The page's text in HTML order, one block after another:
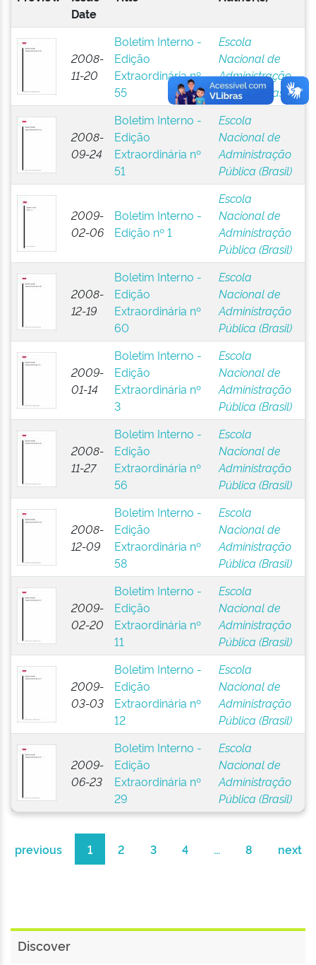
Date
2008-
11-20
Boletim Interno -
Edição
Extraordinária nº
55
Escola
Nacional de
Administração
Pública (Brasil)
2008-
09-24
Boletim Interno -
Edição
Extraordinária nº
51
Escola
Nacional de
Administração
Pública (Brasil)
2009-
02-06
Boletim Interno -
Edição nº 1
Escola
Nacional de
Administração
Pública (Brasil)
2008-
12-19
Boletim Interno -
Edição
Extraordinária nº
60
Escola
Nacional de
Administração
Pública (Brasil)
2009-
01-14
Boletim Interno -
Edição
Extraordinária nº
3
Escola
Nacional de
Administração
Pública (Brasil)
2008-
11-27
Boletim Interno -
Edição
Extraordinária nº
56
Escola
Nacional de
Administração
Pública (Brasil)
2008-
12-09
Boletim Interno -
Edição
Extraordinária nº
58
Escola
Nacional de
Administração
Pública (Brasil)
2009-
02-20
Boletim Interno -
Edição
Extraordinária nº
11
Escola
Nacional de
Administração
Pública (Brasil)
2009-
03-03
Boletim Interno -
Edição
Extraordinária nº
12
Escola
Nacional de
Administração
Pública (Brasil)
2009-
06-23
Boletim Interno -
Edição
Extraordinária nº
29
Escola
Nacional de
Administração
Pública (Brasil)
previous 1 2 3 4 ... 8 next
Discover